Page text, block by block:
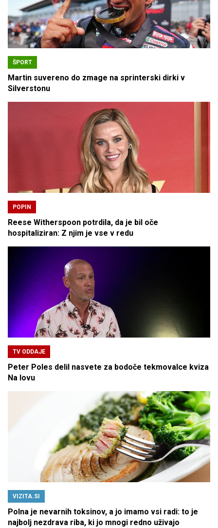
ŠPORT
Martin suvereno do zmage na sprinterski dirki v
Silverstonu
POPIN
Reese Witherspoon potrdila, da je bil oče
hospitaliziran: Z njim je vse v redu
TV ODDAJE
Peter Poles delil nasvete za bodoče tekmovalce kviza
Na lovu
VIZITA.SI
Polna je nevarnih toksinov, a jo imamo vsi radi: to je
najbolj nezdrava riba, ki jo mnogi redno uživajo